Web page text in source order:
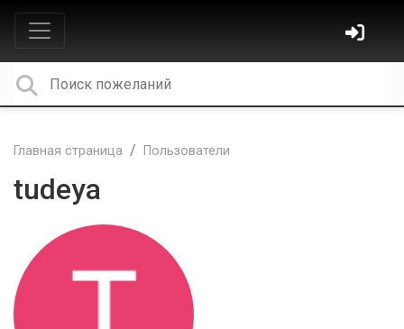
Главная страница Пользователи
tudeya